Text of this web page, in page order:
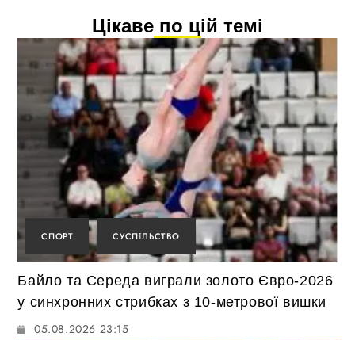
Цікаве по цій темі
СПОРТ СУСПІЛЬСТВО
Байло та Середа виграли золото Євро-2026
у синхронних стрибках з 10-метрової вишки
05.08.2026 23:15